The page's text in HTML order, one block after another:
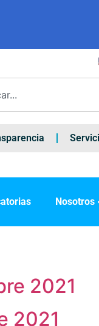
Nosotros
2021
2021